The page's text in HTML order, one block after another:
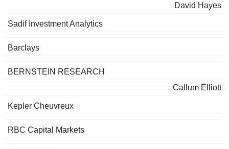
David Hayes
Sadif Investment Analytics
Barclays
BERNSTEIN RESEARCH
Callum Elliott
Kepler Cheuvreux
RBC Capital Markets